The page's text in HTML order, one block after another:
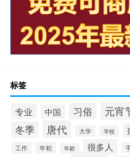
标签
专业 中国 习俗 元宵
冬季 唐代 大学 学校
工作 年初 年龄 很多人